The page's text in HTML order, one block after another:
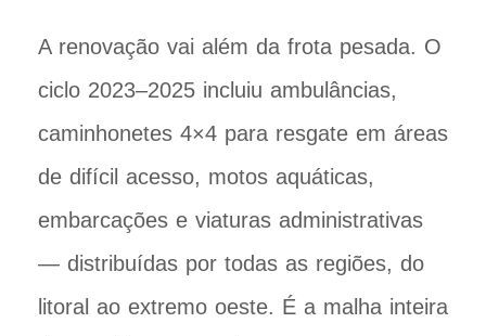
A renovação vai além da frota pesada. O
ciclo 2023–2025 incluiu ambulâncias,
caminhonetes 4×4 para resgate em áreas
de difícil acesso, motos aquáticas,
embarcações e viaturas administrativas
— distribuídas por todas as regiões, do
litoral ao extremo oeste. É a malha inteira